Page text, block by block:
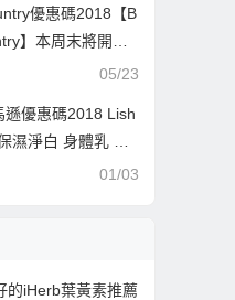
優惠碼2018【B
】本周末將開啓4
扣活動 熱門品牌額
行中，正價產品使
享8折優惠。
05/23
遜優惠碼2018 Lish
濕淨白 身體乳 櫻
特價548日元（約
01/03
的iHerb葉黃素推薦